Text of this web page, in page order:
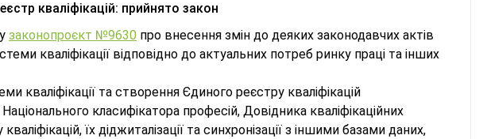
кваліфікацій: прийнято закон
законопроєкт №9630 про внесення змін до деяких законодавчих актів
кваліфікації відповідно до актуальних потреб ринку праці та інших
кваліфікації та створення Єдиного реєстру кваліфікацій
класифікатора професій, Довідника кваліфікаційних
їх діджиталізації та синхронізації з іншими базами даних,